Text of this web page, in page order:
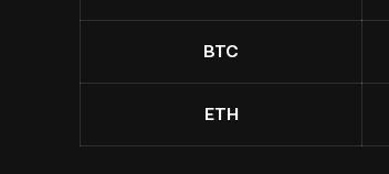
BTC
ETH